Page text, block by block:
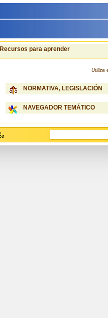
Recursos para aprender
Utiliza
NORMATIVA, LEGISLACIÓN
NAVEGADOR TEMÁTICO